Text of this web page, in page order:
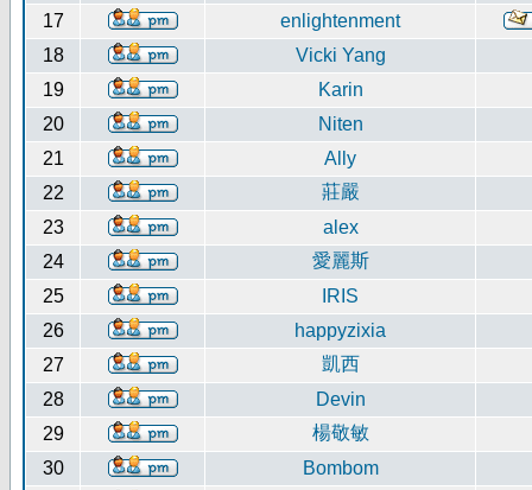
17
enlightenment
18
Vicki Yang
19
Karin
20
Niten
21
Ally
22
莊嚴
23
alex
24
愛麗斯
25
IRIS
26
happyzixia
27
凱西
28
Devin
29
楊敬敏
30
Bombom